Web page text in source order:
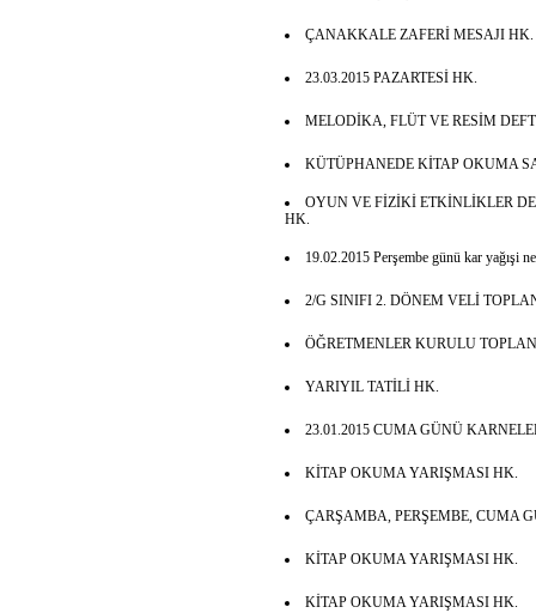
ÇANAKKALE ZAFERİ MESAJI HK.
23.03.2015 PAZARTESİ HK.
MELODİKA, FLÜT VE RESİM
KÜTÜPHANEDE KİTAP OKUMA
OYUN VE FİZİKİ ETKİNLİKLER
HK.
19.02.2015 Perşembe günü kar yağışi
2/G SINIFI 2. DÖNEM VELİ
ÖĞRETMENLER KURULU
YARIYIL TATİLİ HK.
23.01.2015 CUMA GÜNÜ
KİTAP OKUMA YARIŞMASI HK.
ÇARŞAMBA, PERŞEMBE, CUMA
KİTAP OKUMA YARIŞMASI HK.
KİTAP OKUMA YARIŞMASI HK.